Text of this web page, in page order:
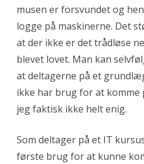
musen er forsvundet og
logge på maskinerne. Det
at der ikke er det trådløse
blevet lovet. Man kan
at deltagerne på et
ikke har brug for at komme
jeg faktisk ikke helt enig.
Som deltager på et IT
første brug for at kunne